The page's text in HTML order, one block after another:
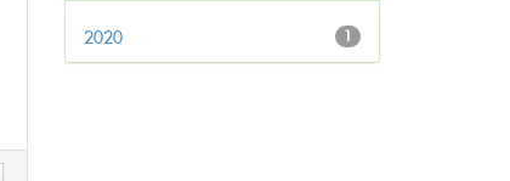
1
2020